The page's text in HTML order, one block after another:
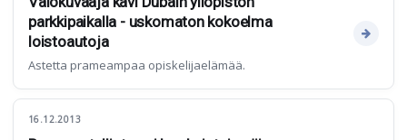
parkkipaikalla - uskomaton kokoelma
loistoautoja
Astetta prameampaa opiskelijaelämää.
16.12.2013